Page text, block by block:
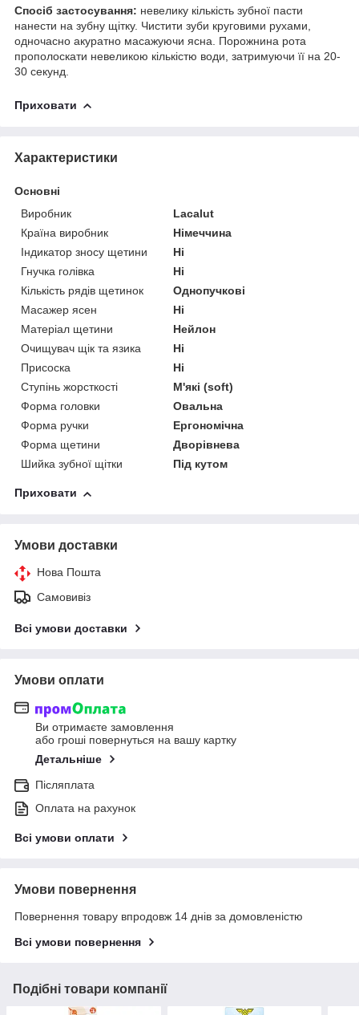
Спосіб застосування: невелику кількість зубної пасти
нанести на зубну щітку. Чистити зуби круговими рухами,
одночасно акуратно масажуючи ясна. Порожнина рота
прополоскати невеликою кількістю води, затримуючи її на 20-
30 секунд.
Приховати
Характеристики
Основні
Виробник
Lacalut
Країна виробник
Німеччина
Індикатор зносу щетини
Ні
Гнучка голівка
Ні
Кількість рядів щетинок
Однопучкові
Масажер ясен
Ні
Матеріал щетини
Нейлон
Очищувач щік та язика
Ні
Присоска
Ні
Ступінь жорсткості
М'які (soft)
Форма головки
Овальна
Форма ручки
Ергономічна
Форма щетини
Дворівнева
Шийка зубної щітки
Під кутом
Приховати
Умови доставки
Нова Пошта
Самовивіз
Всі умови доставки
Умови оплати
Ви отримаєте замовлення
або гроші повернуться на вашу картку
Детальніше
Післяплата
Оплата на рахунок
Всі умови оплати
Умови повернення
Повернення товару впродовж 14 днів за домовленістю
Всі умови повернення
Подібні товари компанії